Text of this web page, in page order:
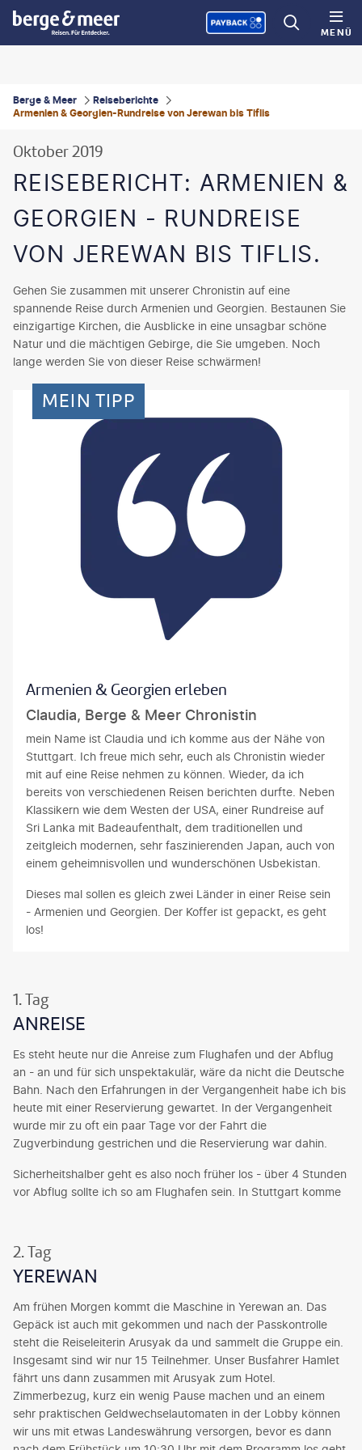
MENÜ
Berge & Meer
Reiseberichte
Armenien & Georgien-Rundreise von Jerewan bis Tiflis
Oktober 2019
REISEBERICHT: ARMENIEN &
GEORGIEN - RUNDREISE
VON JEREWAN BIS TIFLIS.
Gehen Sie zusammen mit unserer Chronistin auf eine
spannende Reise durch Armenien und Georgien. Bestaunen Sie
einzigartige Kirchen, die Ausblicke in eine unsagbar schöne
Natur und die mächtigen Gebirge, die Sie umgeben. Noch
lange werden Sie von dieser Reise schwärmen!
MEIN TIPP
Armenien & Georgien erleben
Claudia, Berge & Meer Chronistin
mein Name ist Claudia und ich komme aus der Nähe von
Stuttgart. Ich freue mich sehr, euch als Chronistin wieder
mit auf eine Reise nehmen zu können. Wieder, da ich
bereits von verschiedenen Reisen berichten durfte. Neben
Klassikern wie dem Westen der USA, einer Rundreise auf
Sri Lanka mit Badeaufenthalt, dem traditionellen und
zeitgleich modernen, sehr faszinierenden Japan, auch von
einem geheimnisvollen und wunderschönen Usbekistan.
Dieses mal sollen es gleich zwei Länder in einer Reise sein
- Armenien und Georgien. Der Koffer ist gepackt, es geht
los!
1. Tag
ANREISE
Es steht heute nur die Anreise zum Flughafen und der Abflug
an - an und für sich unspektakulär, wäre da nicht die Deutsche
Bahn. Nach den Erfahrungen in der Vergangenheit habe ich bis
heute mit einer Reservierung gewartet. In der Vergangenheit
wurde mir zu oft ein paar Tage vor der Fahrt die
Zugverbindung gestrichen und die Reservierung war dahin.
Sicherheitshalber geht es also noch früher los - über 4 Stunden
vor Abflug sollte ich so am Flughafen sein. In Stuttgart komme
aber mein ICE fährt von dort pünktlich ab und … kommt in
Mannheim mit Verspätung an. Der Anschluss dort steht zum
Glück noch da - also schnell rein, noch einen Platz ergattert
Gepäckablage über den Sitzen und das Regal reicht mal
wieder nicht aus - es geht eng zu und der ICE …. fährt nicht ab.
Irgendwann erfolgt eine Durchsage, dass der ICE über Worms
umgeleitet wird und erst mit erheblicher Verspätung Frankfurt-
Flughafen erreichen wird. Mit mehreren Stopps auf freier
Strecke und in Worms und mit über 50 Minuten Verspätung
klappt es dann doch noch - Ankunft Frankfurt-Flughafen.
2. Tag
YEREWAN
Am frühen Morgen kommt die Maschine in Yerewan an. Das
Gepäck ist auch mit gekommen und nach der Passkontrolle
steht die Reiseleiterin Arusyak da und sammelt die Gruppe ein.
Insgesamt sind wir nur 15 Teilnehmer. Unser Busfahrer Hamlet
fährt uns dann zusammen mit Arusyak zum Hotel.
Zimmerbezug, kurz ein wenig Pause machen und an einem
sehr praktischen Geldwechselautomaten in der Lobby können
wir uns mit etwas Landeswährung versorgen, bevor es dann